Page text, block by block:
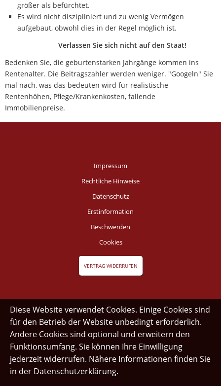
größer als befürchtet.
Es wird nicht diszipliniert und zu wenig Vermögen
aufgebaut, obwohl dies in der Regel möglich ist.
Verlassen Sie sich nicht auf den Staat!
Bedenken Sie, die geburtenstarken Jahrgänge kommen ins
Rentenalter. Die Beitragszahler werden weniger. "Googeln" Sie
mal nach, was das bedeuten wird für realistische
Rentenhöhen, Pflege/Krankenkosten, fallende
Immobilienpreise.
Impressum
Rechtliche Hinweise
Datenschutz
Erstinformation
Beschwerden
Cookies
VERTRAG WIDERRUFEN
Diese Website verwendet Cookies. Einige Cookies sind
für den Betrieb der Website unbedingt erforderlich.
Andere Cookies sind optional und erweitern den
Funktionsumfang. Sie können Ihre Einwilligung
jederzeit widerrufen. Nähere Informationen finden Sie
in der Datenschutzerklärung.